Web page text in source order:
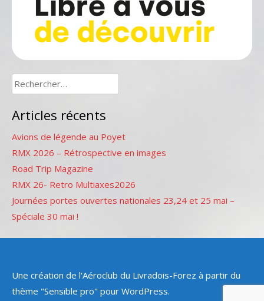
Rechercher :
Articles récents
Avions de légende au Poyet
RMX 2026 – Rétrospective en images
Road Trip Magazine
RMX 26- Retro Multiaxes2026
Journées portes ouvertes nationales 23,24 et 25 mai –
Spéciale 30 mai !
Une création de l'Aéroclub du Livradois-Forez à partir du
thème "Sensible pro" pour WordPress.